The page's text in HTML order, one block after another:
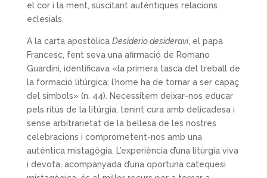
el cor i la ment, suscitant autèntiques relacions
eclesials.
A la carta apostòlica Desiderio desideravi, el papa
Francesc, fent seva una afirmació de Romano
Guardini, identificava «la primera tasca del treball de
la formació litúrgica: l’home ha de tornar a ser capaç
del símbols» (n. 44). Necessitem deixar-nos educar
pels ritus de la litúrgia, tenint cura amb delicadesa i
sense arbitrarietat de la bellesa de les nostres
celebracions i comprometent-nos amb una
autèntica mistagògia. L’experiència d’una litúrgia viva
i devota, acompanyada d’una oportuna catequesi